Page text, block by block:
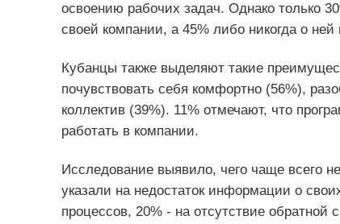
освоению рабочих задач. Однако только
своей компании, а 45% либо никогда о
Кубанцы также выделяют такие
почувствовать себя комфортно (56%),
коллектив (39%). 11% отмечают, что
работать в компании.
Исследование выявило, чего чаще всего
указали на недостаток информации о
процессов, 20% - на отсутствие обратной